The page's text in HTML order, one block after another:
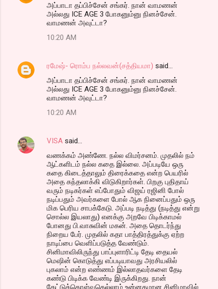
அப்பாடா தப்பிச்சேன் சங்கர். நான் வாமணன்
அல்லது ICE AGE 3 போகனும்னு நினச்சேன்.
வாமணன் அவுட்டா?
10:20 AM
ரமேஷ்- ரொம்ப நல்லவன்(சத்தியமா) said…
அப்பாடா தப்பிச்சேன் சங்கர். நான் வாமணன்
அல்லது ICE AGE 3 போகனும்னு நினச்சேன்.
வாமணன் அவுட்டா?
10:20 AM
VISA said…
வணக்கம் அண்ணே. நல்ல விமர்சனம். முதலில் நம்
ஆட்களிடம் நல்ல கதை இல்லை. அப்படியே ஒரு
கதை கிடைத்தாலும் திரைக்கதை என்ற பெயரில்
அதை கந்தலாக்கி விடுகிறார்கள். பிறகு புதிதாய்
வரும் நடிகர்கள் எப்போதும் விஜய் ரஜினி போல்
நடிப்பதும் அவர்களை போல் ஆக நினைப்பதும் ஒரு
மிக பெரிய சாபக்கேடு. அப்படி நடித்து (நடித்து என்று
சொல்ல இயலாது) எனக்கு அறவே பிடிக்காமல்
போனது பி.வாசுவின் மகன். அதை தொடர்ந்து
நிறைய பேர். முதலில் கதா பாத்திரத்துக்கு ஏற்ற
நாடிப்பை வெளிப்படுத்த வேண்டும்.
சினிமாவிலிருந்து பாப்புளாரிட்டி தேடி தையல்
மெஷின் கொடுத்து எப்படியாவது அரசியலில்
புகலாம் என்ற எண்ணம் இல்லாதவர்களை தேடி
கண்டு பிடிக்க வேண்டி இருக்கிறது. நான்
கேட்டுக்கொள்வதெல்லாம் உன்னதமான சினிமாவில்